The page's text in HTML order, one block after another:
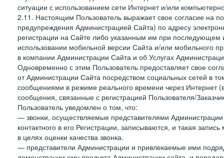
ситуации с использованием сети Интернет и/или
2.11. Настоящим Пользователь выражает свое согласие на
предупреждения Администрацией Сайта) по адресу
регистрации на Сайте либо указанным им при
использовании мобильной версии Сайта и/или мобильного
в компании Администрации Сайта и об Услугах
Одновременно с этим Пользователь предоставляет свое
от Администрации Сайта посредством социальных сетей в
сообщениями в режиме реального времени через Интернет
сообщения, связанные с регистрацией Пользователя/
Пользователь уведомлен о том, что:
— звонки, осуществляемые представителями
контактного в его Регистрации, записываются, и такая
в целях оценки качества звонка.
— представители Администрации и привлекаемые ими